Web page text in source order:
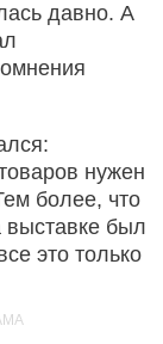
давно. А
нужен
более, что
выставке был
это только